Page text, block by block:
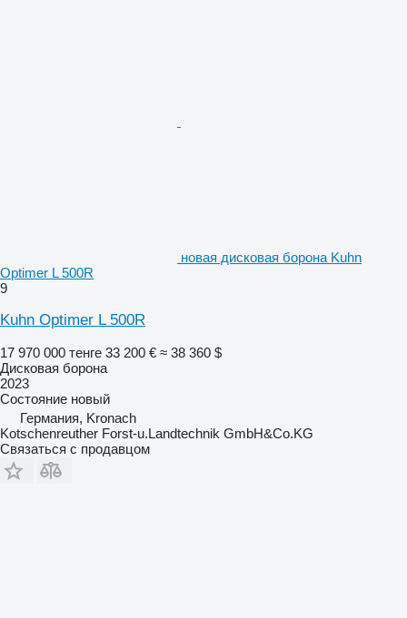
новая дисковая борона Kuhn
Optimer L 500R
9
Kuhn Optimer L 500R
17 970 000 тенге 33 200 € ≈ 38 360 $
Дисковая борона
2023
Состояние новый
Германия, Kronach
Kotschenreuther Forst-u.Landtechnik GmbH&Co.KG
Связаться с продавцом